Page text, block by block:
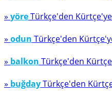
» yöreTürkçe'den
» odun Türkçe'den
» balkon Türkçe'den
» buğdayTürkçe'den